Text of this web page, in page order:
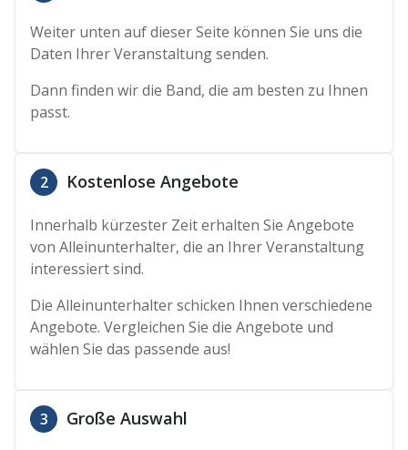
Weiter unten auf dieser Seite können Sie uns die
Daten Ihrer Veranstaltung senden.
Dann finden wir die Band, die am besten zu Ihnen
passt.
2 Kostenlose Angebote
Innerhalb kürzester Zeit erhalten Sie Angebote
von Alleinunterhalter, die an Ihrer Veranstaltung
interessiert sind.
Die Alleinunterhalter schicken Ihnen verschiedene
Angebote. Vergleichen Sie die Angebote und
wählen Sie das passende aus!
3 Große Auswahl